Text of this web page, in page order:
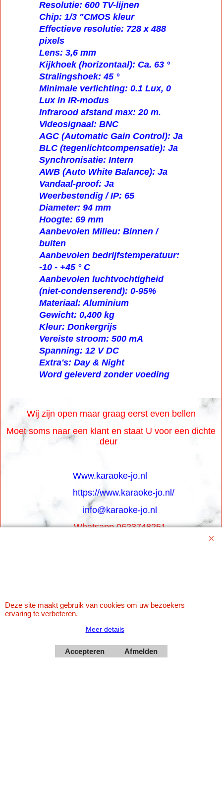
Resolutie: 600 TV-lijnen
Chip: 1/3 "CMOS kleur
Effectieve resolutie: 728 x 488
pixels
Lens: 3,6 mm
Kijkhoek (horizontaal): Ca. 63 °
Stralingshoek: 45 °
Minimale verlichting: 0.1 Lux, 0
Lux in IR-modus
Infrarood afstand max: 20 m.
Videosignaal: BNC
AGC (Automatic Gain Control): Ja
BLC (tegenlichtcompensatie): Ja
Synchronisatie: Intern
AWB (Auto White Balance): Ja
Vandaal-proof: Ja
Weerbestendig / IP: 65
Diameter: 94 mm
Hoogte: 69 mm
Aanbevolen Milieu: Binnen /
buiten
Aanbevolen bedrijfstemperatuur:
-10 - +45 ° C
Aanbevolen luchtvochtigheid
(niet-condenserend): 0-95%
Materiaal: Aluminium
Gewicht: 0,400 kg
Kleur: Donkergrijs
Vereiste stroom: 500 mA
Spanning: 12 V DC
Extra's: Day & Night
Word geleverd zonder voeding
Wij zijn open maar graag eerst even bellen
Moet soms naar een klant en staat U voor een dichte
deur
Www.karaoke-jo.nl
https://www.karaoke-jo.nl/
info@karaoke-jo.nl
Whatsapp 0623748251
Deze site maakt gebruik van cookies om uw bezoekers
ervaring te verbeteren.
Meer details
Accepteren Afmelden